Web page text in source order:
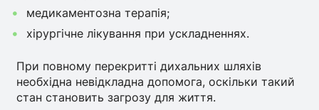
медикаментозна терапія;
хірургічне лікування при ускладненнях.
При повному перекритті дихальних шляхів
необхідна невідкладна допомога, оскільки такий
стан становить загрозу для життя.